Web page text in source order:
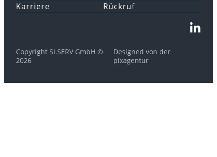
Karriere
Rückruf
Copyright SI.SERV GmbH ©
2026
Designed von der
pixagentur